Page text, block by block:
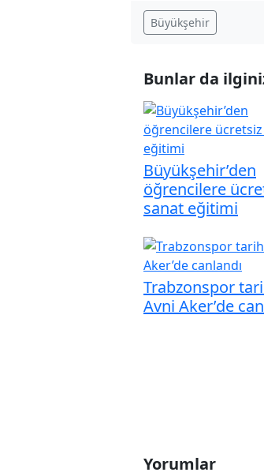
Büyükşehir
Bunlar da
Büyükşehir’den
öğrencilere
sanat eğitimi
Trabzonspor
Avni Aker’de
Yorumlar